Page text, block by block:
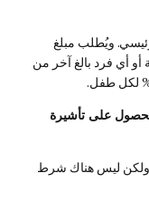
الطلب الرئيسي. ويُطلب مبلغ
أو أي فرد بالغ آخر من
على تأشيرة
ولكن ليس هناك شرط